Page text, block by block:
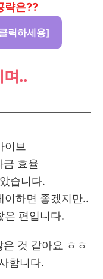
략은??
릭하세용]
며..
이브
금 효율
습니다.
이하면 좋겠지만..
은 편입니다.
것 같아요 ㅎㅎ
합니다.